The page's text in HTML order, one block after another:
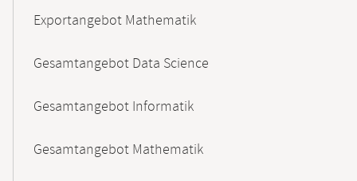
Exportangebot Mathematik
Gesamtangebot Data Science
Gesamtangebot Informatik
Gesamtangebot Mathematik